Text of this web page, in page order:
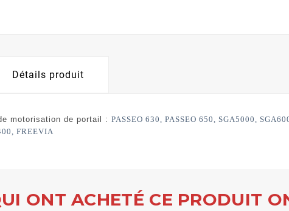
Détails produit
motorisation de portail :PASSEO 630, PASSEO 650, SGA5000,
FREEVIA
ONT ACHETÉ CE PRODUIT